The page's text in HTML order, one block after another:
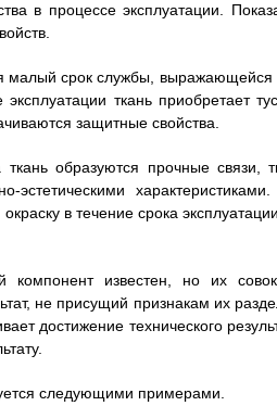
в процессе эксплуатации.
малый срок службы, выражающейся
ткань приобретает
защитные свойства.
образуются прочные связи,
эстетическими
в течение срока
известен, но их
не присущий признакам их
достижение технического
следующими примерами.